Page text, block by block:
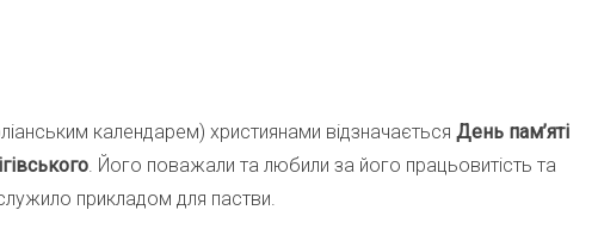
календарем) християнами відзначається День пам’яті
. Його поважали та любили за його працьовитість та
прикладом для пастви.